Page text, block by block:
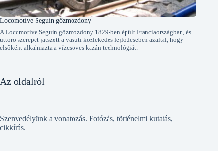
Locomotive Seguin gőzmozdony
A Locomotive Seguin gőzmozdony 1829-ben épült Franciaországban, és
úttörő szerepet játszott a vasúti közlekedés fejlődésében azáltal, hogy
elsőként alkalmazta a vízcsöves kazán technológiát.
Az oldalról
Szenvedélyünk a vonatozás. Fotózás, történelmi kutatás,
cikkírás.